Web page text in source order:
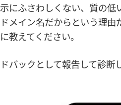
示にふさわしくない、質の
メイン名だからという理
教えてください。
バックとして報告して診断